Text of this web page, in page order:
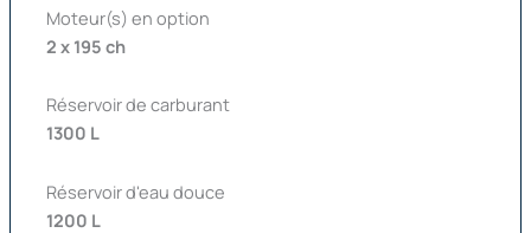
Moteur(s) en option
2 x 195 ch
Réservoir de carburant
1300 L
Réservoir d'eau douce
1200 L